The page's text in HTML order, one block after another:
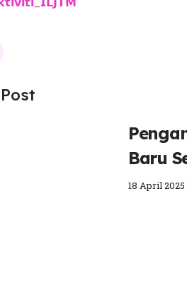
Baru
18 April 2025